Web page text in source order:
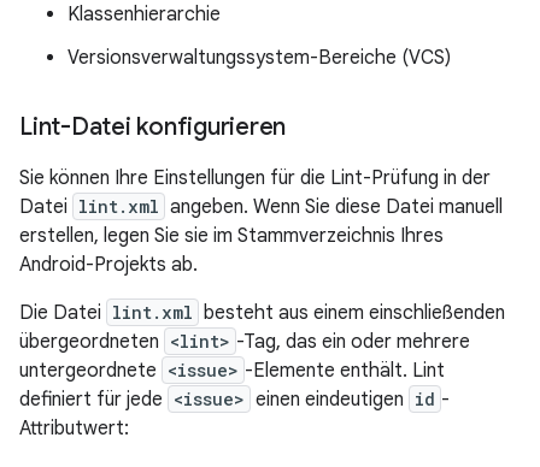
Klassenhierarchie
Versionsverwaltungssystem-Bereiche (VCS)
Lint-Datei konfigurieren
Sie können Ihre Einstellungen für die Lint-Prüfung in der
Datei lint.xml angeben. Wenn Sie diese Datei manuell
erstellen, legen Sie sie im Stammverzeichnis Ihres
Android-Projekts ab.
Die Datei lint.xml
besteht aus einem einschließenden
übergeordneten <lint> -Tag, das ein oder mehrere
untergeordnete <issue> -Elemente enthält. Lint
definiert für jede <issue> einen eindeutigen id -
Attributwert: